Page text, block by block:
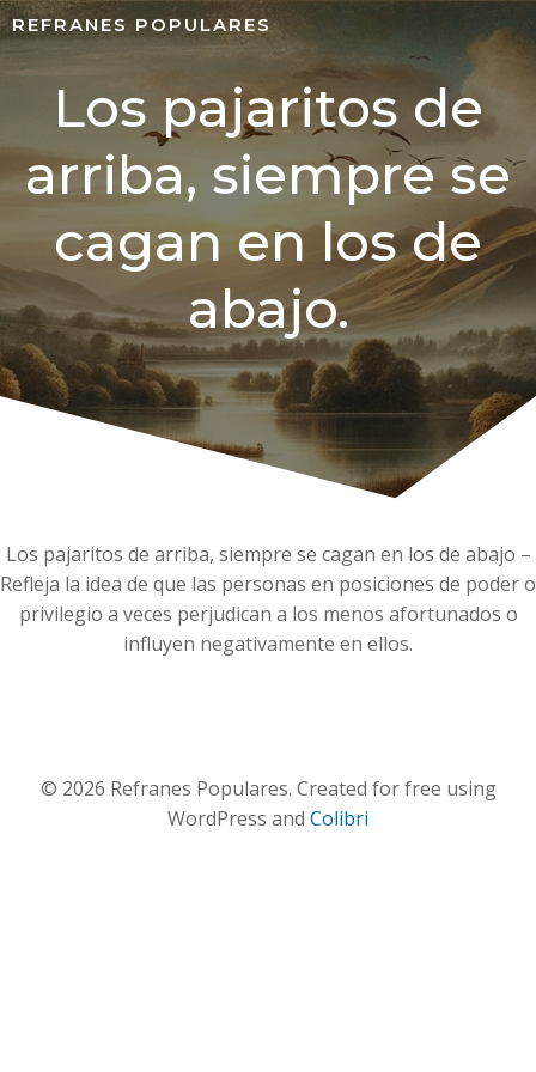
REFRANES POPULARES
Los pajaritos de
arriba, siempre se
cagan en los de
abajo.
Los pajaritos de arriba, siempre se cagan en los de abajo –
Refleja la idea de que las personas en posiciones de poder o
privilegio a veces perjudican a los menos afortunados o
influyen negativamente en ellos.
© 2026 Refranes Populares. Created for free using
WordPress and Colibri